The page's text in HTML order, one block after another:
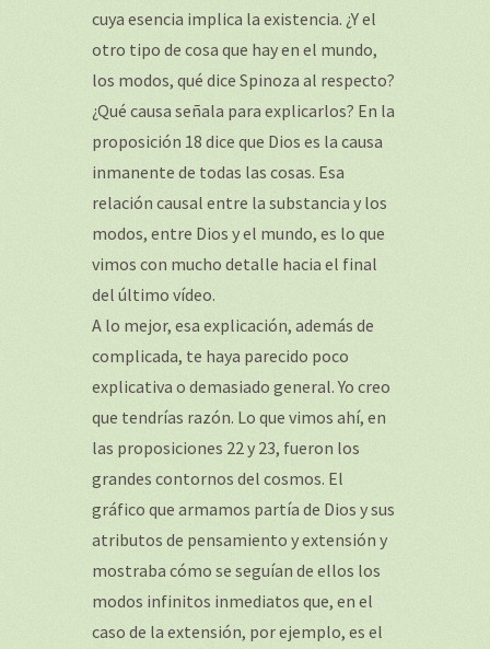
cuya esencia implica la existencia. ¿Y el
otro tipo de cosa que hay en el mundo,
los modos, qué dice Spinoza al respecto?
¿Qué causa señala para explicarlos? En la
proposición 18 dice que Dios es la causa
inmanente de todas las cosas. Esa
relación causal entre la substancia y los
modos, entre Dios y el mundo, es lo que
vimos con mucho detalle hacia el final
del último vídeo.
A lo mejor, esa explicación, además de
complicada, te haya parecido poco
explicativa o demasiado general. Yo creo
que tendrías razón. Lo que vimos ahí, en
las proposiciones 22 y 23, fueron los
grandes contornos del cosmos. El
gráfico que armamos partía de Dios y sus
atributos de pensamiento y extensión y
mostraba cómo se seguían de ellos los
modos infinitos inmediatos que, en el
caso de la extensión, por ejemplo, es el